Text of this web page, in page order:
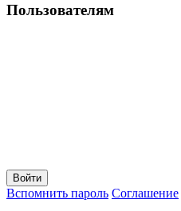
Пользователям
Вспомнить пароль Соглашение